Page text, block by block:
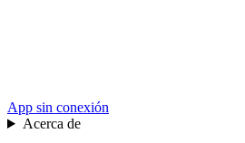
App sin conexión
Acerca de